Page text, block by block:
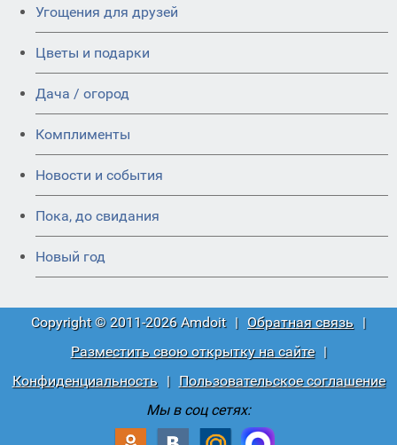
Угощения для друзей
Цветы и подарки
Дача / огород
Комплименты
Новости и события
Пока, до свидания
Новый год
Copyright © 2011-2026 Amdoit | Обратная связь |
Разместить свою открытку на сайте
|
Конфиденциальность
|
Пользовательское соглашение
Мы в соц сетях: